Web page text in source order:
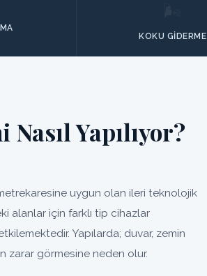
KOKU GIDERME
Yapılıyor?
uygun olan ileri teknolojik
alanlar için farklı tip cihazlar
Yapılarda; duvar, zemin
zarar görmesine neden olur.